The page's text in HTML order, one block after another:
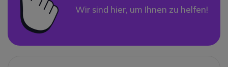
Wir sind hier, um Ihnen zu helfen!